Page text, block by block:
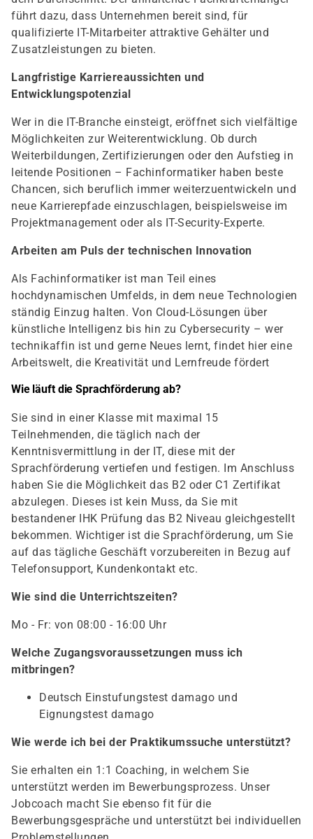
führt dazu, dass Unternehmen bereit sind, für
qualifizierte IT-Mitarbeiter attraktive Gehälter und
Zusatzleistungen zu bieten.
Langfristige Karriereaussichten und
Entwicklungspotenzial
Wer in die IT-Branche einsteigt, eröffnet sich vielfältige
Möglichkeiten zur Weiterentwicklung. Ob durch
Weiterbildungen, Zertifizierungen oder den Aufstieg in
leitende Positionen – Fachinformatiker haben beste
Chancen, sich beruflich immer weiterzuentwickeln und
neue Karrierepfade einzuschlagen, beispielsweise im
Projektmanagement oder als IT-Security-Experte.
Arbeiten am Puls der technischen Innovation
Als Fachinformatiker ist man Teil eines
hochdynamischen Umfelds, in dem neue Technologien
ständig Einzug halten. Von Cloud-Lösungen über
künstliche Intelligenz bis hin zu Cybersecurity – wer
technikaffin ist und gerne Neues lernt, findet hier eine
Arbeitswelt, die Kreativität und Lernfreude fördert
Wie läuft die Sprachförderung ab?
Sie sind in einer Klasse mit maximal 15
Teilnehmenden, die täglich nach der
Kenntnisvermittlung in der IT, diese mit der
Sprachförderung vertiefen und festigen. Im Anschluss
haben Sie die Möglichkeit das B2 oder C1 Zertifikat
abzulegen. Dieses ist kein Muss, da Sie mit
bestandener IHK Prüfung das B2 Niveau gleichgestellt
bekommen. Wichtiger ist die Sprachförderung, um Sie
auf das tägliche Geschäft vorzubereiten in Bezug auf
Telefonsupport, Kundenkontakt etc.
Wie sind die Unterrichtszeiten?
Mo - Fr: von 08:00 - 16:00 Uhr
Welche Zugangsvoraussetzungen muss ich
mitbringen?
Deutsch Einstufungstest damago und
Eignungstest damago
Wie werde ich bei der Praktikumssuche unterstützt?
Sie erhalten ein 1:1 Coaching, in welchem Sie
unterstützt werden im Bewerbungsprozess. Unser
Jobcoach macht Sie ebenso fit für die
Bewerbungsgespräche und unterstützt bei individuellen